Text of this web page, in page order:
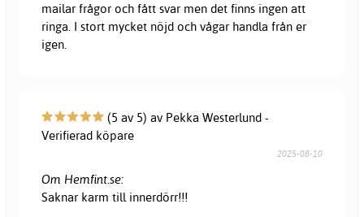
mailar frågor och fått svar men det finns ingen att
ringa. I stort mycket nöjd och vågar handla från er
igen.
(5 av 5) av Pekka Westerlund -
Verifierad köpare
2025-08-10
Om Hemfint.se:
Saknar karm till innerdörr!!!